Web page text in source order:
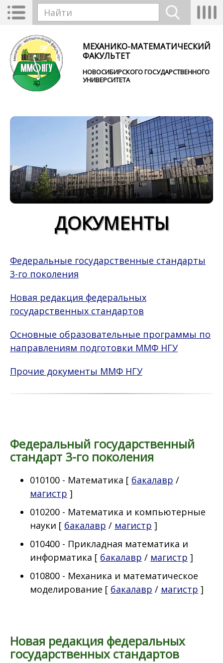
Перейти к основному содержанию
Toggle
navigation
Форма поиска
МЕХАНИКО-МАТЕМАТИЧЕСКИЙ
ФАКУЛЬТЕТ
НОВОСИБИРСКОГО ГОСУДАРСТВЕННОГО
УНИВЕРСИТЕТА
ДОКУМЕНТЫ
Федеральные государственные стандарты
3-го поколения
Новая редакция федеральных
государственных стандартов
Основные образовательные программы по
направлениям подготовки ММФ НГУ
Прочие документы ММФ НГУ
Федеральный государственный
стандарт 3-го поколения
010100 - Математика [ бакалавр /
магистр ]
010200 - Математика и компьютерные
науки [ бакалавр / магистр ]
010400 - Прикладная математика и
информатика [ бакалавр / магистр ]
010800 - Механика и математическое
моделирование [ бакалавр / магистр ]
Новая редакция федеральных
государственных стандартов